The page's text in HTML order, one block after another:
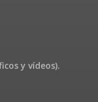
y vídeos).